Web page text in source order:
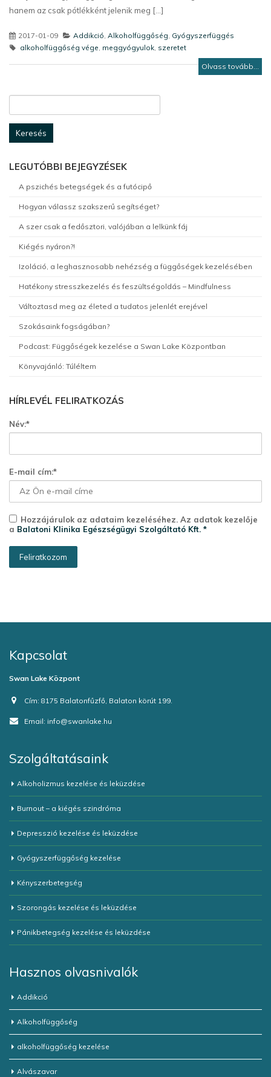
hanem az csak pótlékként jelenik meg [...]
2017-01-09 Addikció,Alkoholfüggőség, Gyógyszerfüggés
alkoholfüggőség vége, meggyógyulok, szeretet
Olvass tovább...
LEGUTÓBBI BEJEGYZÉSEK
A pszichés betegségek és a futócipő
Hogyan válassz szakszerű segítséget?
A szer csak a fedősztori, valójában a lelkünk fáj
Kiégés nyáron?!
Izoláció, a leghasznosabb nehézség a függőségek kezelésében
Hatékony stresszkezelés és feszültségoldás – Mindfulness
Változtasd meg az életed a tudatos jelenlét erejével
Szokásaink fogságában?
Podcast: Függőségek kezelése a Swan Lake Központban
Könyvajánló: Túléltem
HÍRLEVÉL FELIRATKOZÁS
Név:*
E-mail cím:*
Hozzájárulok az adataim kezeléséhez. Az adatok kezelője
a Balatoni Klinika Egészségügyi Szolgáltató Kft. *
Kapcsolat
Swan Lake Központ
Cím: 8175 Balatonfűzfő, Balaton körút 199.
Email: info@swanlake.hu
Szolgáltatásaink
Alkoholizmus kezelése és leküzdése
Burnout – a kiégés szindróma
Depresszió kezelése és leküzdése
Gyógyszerfüggőség kezelése
Kényszerbetegség
Szorongás kezelése és leküzdése
Pánikbetegség kezelése és leküzdése
Hasznos olvasnivalók
Addikció
Alkoholfüggőség
alkoholfüggőség kezelése
Alvászavar